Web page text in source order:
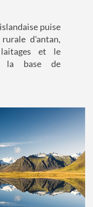
puise
d'antan,
et le
la base de